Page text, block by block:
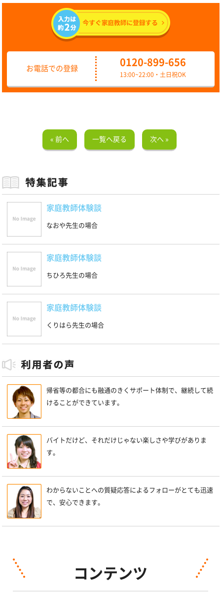
お電話での登録
0120-899-656
13:00~22:00・土日祝OK
« 前へ 一覧へ戻る 次へ »
家庭教師体験談
なおや先生の場合
家庭教師体験談
ちひろ先生の場合
家庭教師体験談
くりはら先生の場合
帰省等の都合にも融通のきくサポート体制で、継続して続
けることができています。
バイトだけど、それだけじゃない楽しさや学びがありま
す。
わからないことへの質疑応答によるフォローがとても迅速
で、安心できます。
コンテンツ